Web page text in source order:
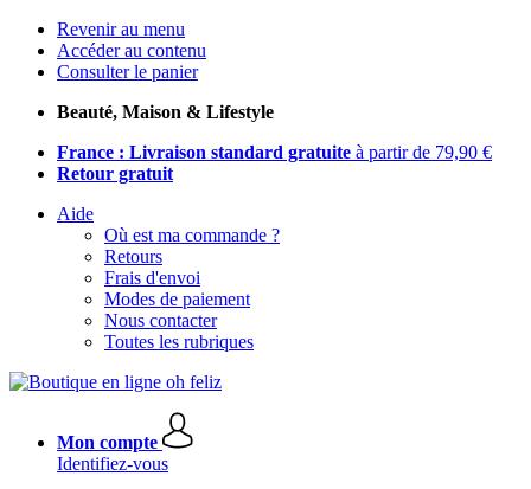
Revenir au menu
Accéder au contenu
Consulter le panier
Beauté, Maison & Lifestyle
France : Livraison standard gratuite à partir de 79,90 €
Retour gratuit
Aide
Où est ma commande ?
Retours
Frais d'envoi
Modes de paiement
Nous contacter
Toutes les rubriques
Mon compte
Identifiez-vous